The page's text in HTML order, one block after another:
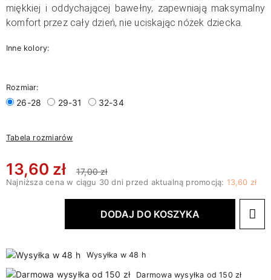
miękkiej i oddychającej bawełny, zapewniają maksymalny
komfort przez cały dzień, nie uciskając nóżek dziecka.
Inne kolory:
Rozmiar:
26-28 29-31 32-34
Tabela rozmiarów
13,60 zł 17,00 zł
Najniższa cena w ciągu 30 dni przed aktualną promocją: 13,60 zł
DODAJ DO KOSZYKA
Wysyłka w 48 h
Darmowa wysyłka od 150 zł